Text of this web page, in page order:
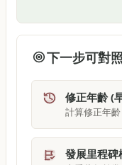
下一步可對
修正年齡 (
計算修正年齡
發展里程碑